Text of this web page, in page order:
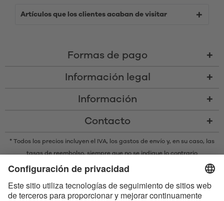
Artículos que los clientes acaban de visitar
Formas de pago
Información legal
Información
Contacto
* Todos los precios incluyen el IVA, los gastos de envío y, en su caso, las
tasas de reembolso, siempre que no se indique lo contrario
* La marca denominativa y los logotipos Bluetooth® son marcas
marcas por parte de Satisfyer GmbH se realiza bajo licencia.